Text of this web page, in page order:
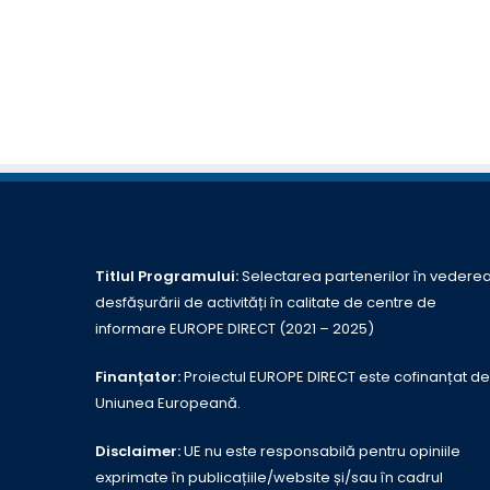
Titlul Programului:Selectarea partenerilor în
desfășurării de activități în calitate de centre de
informare EUROPE DIRECT (2021 – 2025)
Finanțator:Proiectul EUROPE DIRECT este cofinanțat de
Uniunea Europeană.
Disclaimer:UE nu este responsabilă pentru opiniile
exprimate în publicațiile/website și/sau în cadrul